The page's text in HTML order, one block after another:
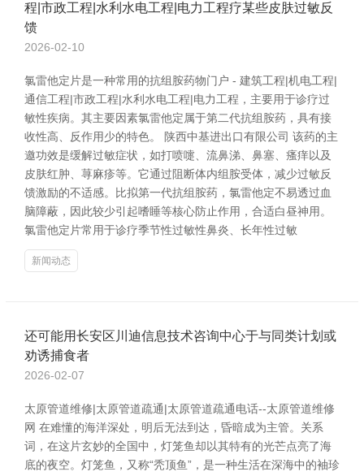
程|市政工程|水利水电工程|电力工程疗某些皮肤过敏反
馈
2026-02-10
氯雷他定片是一种常用的抗组胺药物门户 - 建筑工程|机电工程|
通信工程|市政工程|水利水电工程|电力工程，主要用于诊疗过
敏性疾病。其主要因素氯雷他定属于第二代抗组胺药，具有接
收性高、反作用少的特色。 陕西中基进出口有限公司 该药的主
邀功效是缓解过敏症状，如打喷嚏、流鼻涕、鼻塞、瘙痒以及
皮肤红肿、荨麻疹等。它通过阻断体内组胺受体，减少过敏反
馈激励的不适感。比拟第一代抗组胺药，氯雷他定不易透过血
脑障蔽，因此较少引起嗜睡等核心防止作用，合适白昼神用。
氯雷他定片常用于诊疗季节性过敏性鼻炎、长年性过敏
新闻动态
还可能用长安区川迪信息技术咨询中心于与同类计划或
劝诱捕食者
2026-02-07
太原管道维修|太原管道疏通|太原管道疏通电话--太原管道维修
网 在难懂的海洋深处，明后无法到达，昏暗成为主管。关系
词，在这片玄妙的全国中，灯笼鱼却以其特有的光芒点亮了海
底的夜空。灯笼鱼，又称“秃顶鱼”，是一种生活在深海中的袖珍